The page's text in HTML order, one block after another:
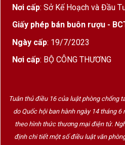
Nơi cấp: Sở Kế Hoạch và Đầu
Giấy phép bán buôn rượu -
Ngày cấp: 19/7/2023
Nơi cấp: BỘ CÔNG THƯƠNG
Tuân thủ điều 16 của luật phòng chống
do Quốc hội ban hành ngày 14 tháng
theo hình thức thương mại điện tử.
định chi tiết một số điều luật văn